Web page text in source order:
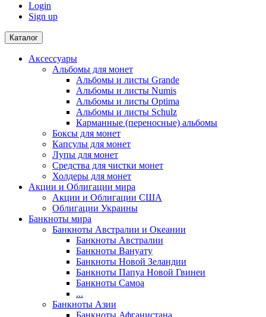
Login
Sign up
Каталог
Аксессуары
Альбомы для монет
Альбомы и листы Grande
Альбомы и листы Numis
Альбомы и листы Optima
Альбомы и листы Schulz
Карманные (переносные) альбомы
Боксы для монет
Капсулы для монет
Лупы для монет
Средства для чистки монет
Холдеры для монет
Акции и Облигации мира
Акции и Облигации США
Облигации Украины
Банкноты мира
Банкноты Австралии и Океании
Банкноты Австралии
Банкноты Вануату
Банкноты Новой Зеландии
Банкноты Папуа Новой Гвинеи
Банкноты Самоа
...
Банкноты Азии
Банкноты Афганистана